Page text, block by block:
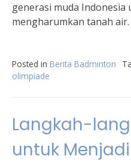
generasi muda
mengharumkan tanah air.
Posted in Berita Badminton
olimpiade
Langkah-
untuk